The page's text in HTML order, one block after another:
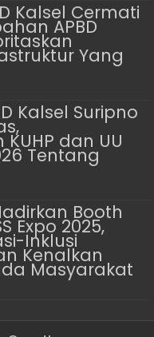
Kalsel Cermati
APBD
Yang
Kalsel ‎‎Suripno
dan UU
Tentang
Booth
Expo 2025,
Inklusi
Kenalkan
Masyarakat